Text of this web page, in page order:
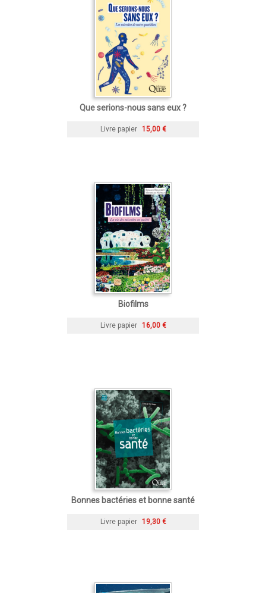
Que serions-nous sans eux ?
Livre papier 15,00 €
Biofilms
Livre papier 16,00 €
Bonnes bactéries et bonne santé
Livre papier 19,30 €